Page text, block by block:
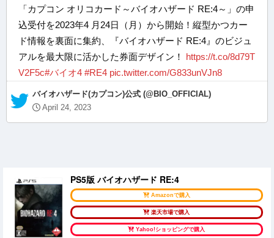
「カプコン オリコカード～バイオハザード RE:4～」の申
込受付を2023年4 月24日（月）から開始！縦型かつカー
ド情報を裏面に集約、『バイオハザード RE:4』のビジュ
アルを最大限に活かした券面デザイン！ https://t.co/8d79T
V2F5c#バイオ4 #RE4 pic.twitter.com/G833unVJn8
— バイオハザード(カプコン)公式 (@BIO_OFFICIAL)
April 24, 2023
PS5版 バイオハザード RE:4
Amazonで購入
楽天市場で購入
Yahoo!ショッピングで購入